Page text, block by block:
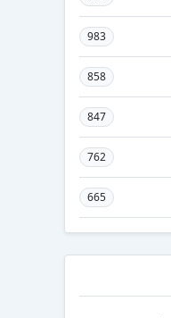
983
858
847
762
665